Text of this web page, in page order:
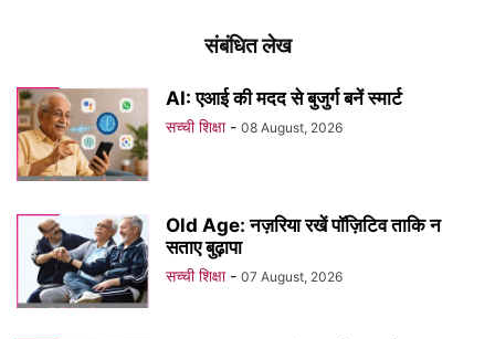
संबंधित लेख
AI: एआई की मदद से बुजुर्ग बनें स्मार्ट
सच्ची शिक्षा - 08 August, 2026
Old Age: नज़रिया रखें पॉज़िटिव ताकि न
सताए बुढ़ापा
सच्ची शिक्षा - 07 August, 2026